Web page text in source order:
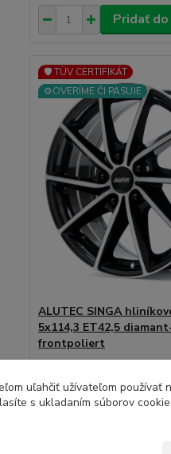
Pridať
🛡️ TÜV CERTIFIKÁT
⚙️OVERÍME ČI PASUJE
ALUTEC SINGA
5x114,3 ET42,5
frontpoliert
Kvalitná Nemecká
certifikátmi ...
uľahčiť užívateľom používať
s ukladaním súborov